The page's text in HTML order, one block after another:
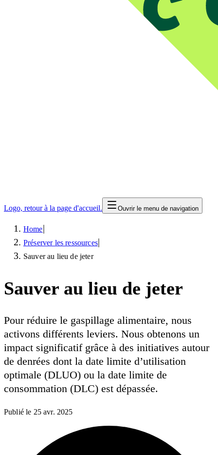
Logo, retour à la page d'accueil. Ouvrir le menu de navigation
Home|
Préserver les ressources|
Sauver au lieu de jeter
Sauver au lieu de jeter
Pour réduire le gaspillage alimentaire, nous
activons différents leviers. Nous obtenons un
impact significatif grâce à des initiatives autour
de denrées dont la date limite d’utilisation
optimale (DLUO) ou la date limite de
consommation (DLC) est dépassée.
Publié le 25 avr. 2025